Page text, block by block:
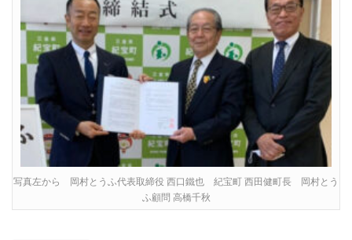
写真左から 岡村とうふ代表取締役 西口鐵也 紀宝町 西田健町長 岡村とう
ふ顧問 高橋千秋